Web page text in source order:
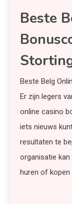
Beste
Beste Belg
Er zijn legers
online casino
iets nieuws
resultaten te
organisatie
huren of kopen